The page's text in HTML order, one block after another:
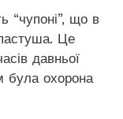
“чупоні”, що в
Це
давньої
була охорона